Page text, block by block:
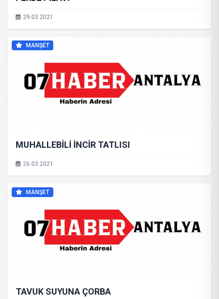
29.03.2021
MANŞET
MUHALLEBİLİ İNCİR TATLISI
26.03.2021
MANŞET
TAVUK SUYUNA ÇORBA